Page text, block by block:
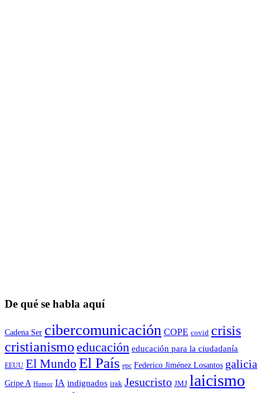
De qué se habla aquí
Cadena Ser cibercomunicación COPE covid crisis
cristianismo educación educación para la ciudadaní­a
EEUU El Mundo El País epc Federico Jiménez Losantos galicia
Gripe A Humor IA indignados irak Jesucristo JMJ laicismo